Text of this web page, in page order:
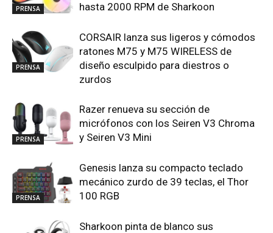
PRENSA
hasta 2000 RPM de Sharkoon
PRENSA
CORSAIR lanza sus ligeros y cómodos
ratones M75 y M75 WIRELESS de
diseño esculpido para diestros o
zurdos
PRENSA
Razer renueva su sección de
micrófonos con los Seiren V3 Chroma
y Seiren V3 Mini
PRENSA
Genesis lanza su compacto teclado
mecánico zurdo de 39 teclas, el Thor
100 RGB
Sharkoon pinta de blanco sus